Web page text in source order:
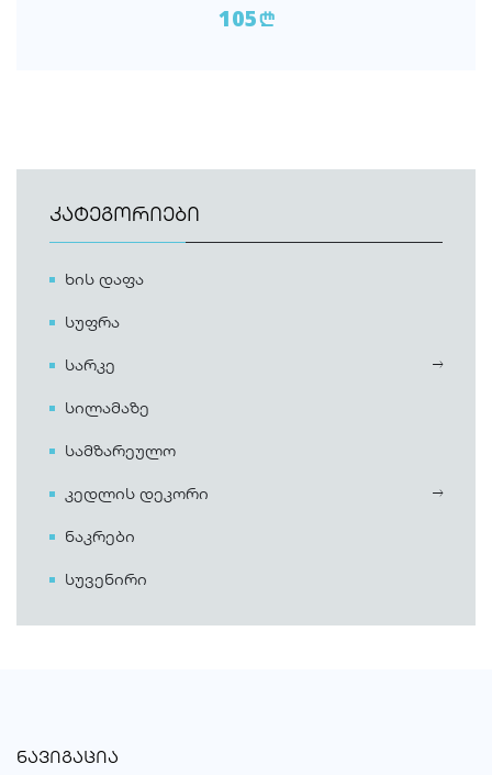
ᲙᲐᲢᲔᲒᲝᲠᲘᲔᲑᲘ
ხის დაფა
სუფრა
სარკე
სილამაზე
სამზარეულო
კედლის დეკორი
ნაკრები
სუვენირი
105n
ᲜᲐᲕᲘᲒᲐᲪᲘᲐ